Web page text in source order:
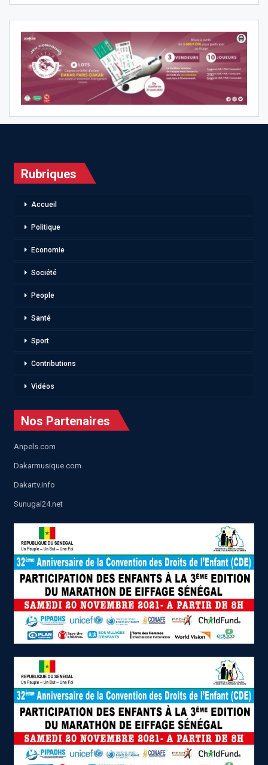
Rubriques
Accueil
Politique
Economie
Société
People
Santé
Sport
Contributions
Vidéos
Nos Partenaires
Anpels.com
Dakarmusique.com
Dakartv.info
Sunugal24.net